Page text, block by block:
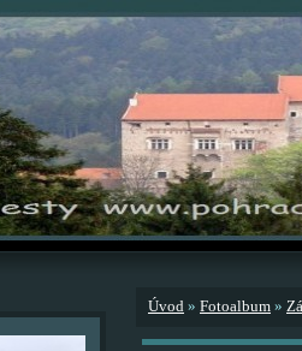
Úvod » Fotoalbum »